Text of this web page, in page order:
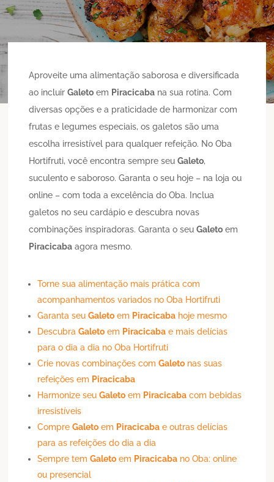
Aproveite uma alimentação saborosa e diversificada
ao incluirGaleto em Piracicaba na sua rotina. Com
diversas opções e a praticidade de harmonizar com
frutas e legumes especiais, os galetos são uma
escolha irresistível para qualquer refeição. No Oba
Hortifruti, você encontra sempre seuGaleto,
suculento e saboroso. Garanta o seu hoje – na loja ou
online – com toda a excelência do Oba. Inclua
galetos no seu cardápio e descubra novas
combinações inspiradoras. Garanta o seuGaleto em
Piracicaba agora mesmo.
Torne sua alimentação mais prática com
acompanhamentos variados no Oba Hortifruti
Garanta seuGaleto em Piracicaba hoje mesmo
DescubraGaleto em Piracicaba e mais delícias
para o dia a dia no Oba Hortifruti
Crie novas combinações comGaleto nas suas
refeições em Piracicaba
Harmonize seuGaleto em Piracicaba com bebidas
irresistíveis
CompreGaleto em Piracicaba e outras delícias
para as refeições do dia a dia
Sempre temGaleto em Piracicaba no Oba: online
ou presencial